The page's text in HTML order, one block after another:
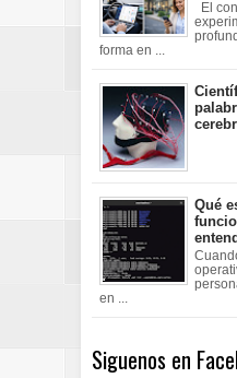
El
forma en ...
Qué
en ...
Siguenos en